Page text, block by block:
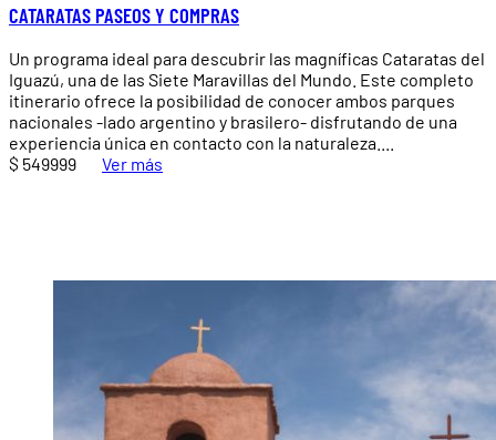
CATARATAS PASEOS Y COMPRAS
Un programa ideal para descubrir las magníficas Cataratas del
Iguazú, una de las Siete Maravillas del Mundo. Este completo
itinerario ofrece la posibilidad de conocer ambos parques
nacionales -lado argentino y brasilero- disfrutando de una
experiencia única en contacto con la naturaleza....
$ 549999
Ver más